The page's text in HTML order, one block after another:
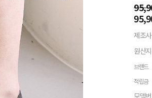
제조사
원산지
브랜드
적립금
모델